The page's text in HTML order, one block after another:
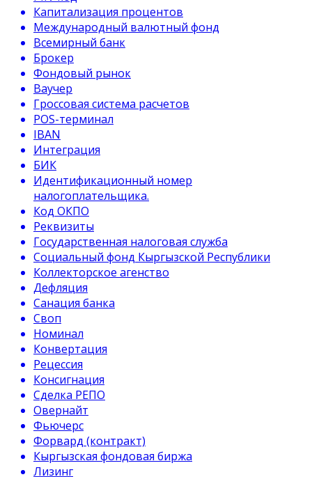
Капитализация процентов
Международный валютный фонд
Всемирный банк
Брокер
Фондовый рынок
Ваучер
Гроссовая система расчетов
POS-терминал
IBAN
Интеграция
БИК
Идентификационный номер
налогоплательщика.
Код ОКПО
Реквизиты
Государственная налоговая служба
Социальный фонд Кыргызской Республики
Коллекторское агенство
Дефляция
Санация банка
Своп
Номинал
Конвертация
Рецессия
Консигнация
Сделка РЕПО
Овернайт
Фьючерс
Форвард (контракт)
Кыргызская фондовая биржа
Лизинг